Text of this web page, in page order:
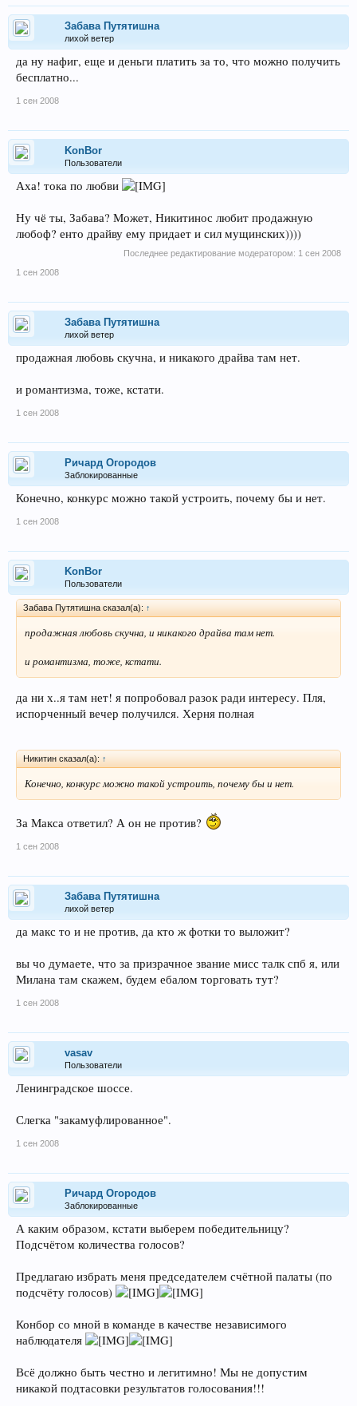
Забава Путятишна
лихой ветер
да ну нафиг, еще и деньги платить за то, что можно получить
бесплатно...
1 сен 2008
KonBor
Пользователи
Аха! тока по любви
Ну чё ты, Забава? Может, Никитинос любит продажную
любоф? енто драйву ему придает и сил мущинских))))
Последнее редактирование модератором: 1 сен 2008
1 сен 2008
Забава Путятишна
лихой ветер
продажная любовь скучна, и никакого драйва там нет.
и романтизма, тоже, кстати.
1 сен 2008
Ричард Огородов
Заблокированные
Конечно, конкурс можно такой устроить, почему бы и нет.
1 сен 2008
KonBor
Пользователи
Забава Путятишна сказал(а): ↑
продажная любовь скучна, и никакого драйва там нет.
и романтизма, тоже, кстати.
да ни х..я там нет! я попробовал разок ради интересу. Пля,
испорченный вечер получился. Херня полная
Никитин сказал(а): ↑
Конечно, конкурс можно такой устроить, почему бы и нет.
За Макса ответил? А он не против?
1 сен 2008
Забава Путятишна
лихой ветер
да макс то и не против, да кто ж фотки то выложит?
вы чо думаете, что за призрачное звание мисс талк спб я, или
Милана там скажем, будем ебалом торговать тут?
1 сен 2008
vasav
Пользователи
Ленинградское шоссе.
Слегка "закамуфлированное".
1 сен 2008
Ричард Огородов
Заблокированные
А каким образом, кстати выберем победительницу?
Подсчётом количества голосов?
Предлагаю избрать меня председателем счётной палаты (по
подсчёту голосов)
Конбор со мной в команде в качестве независимого
наблюдателя
Всё должно быть честно и легитимно! Мы не допустим
никакой подтасовки результатов голосования!!!